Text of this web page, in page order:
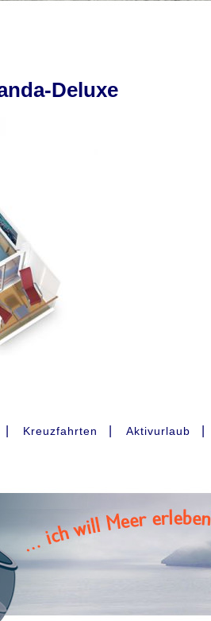
Deluxe
Kreuzfahrten Aktivurlaub